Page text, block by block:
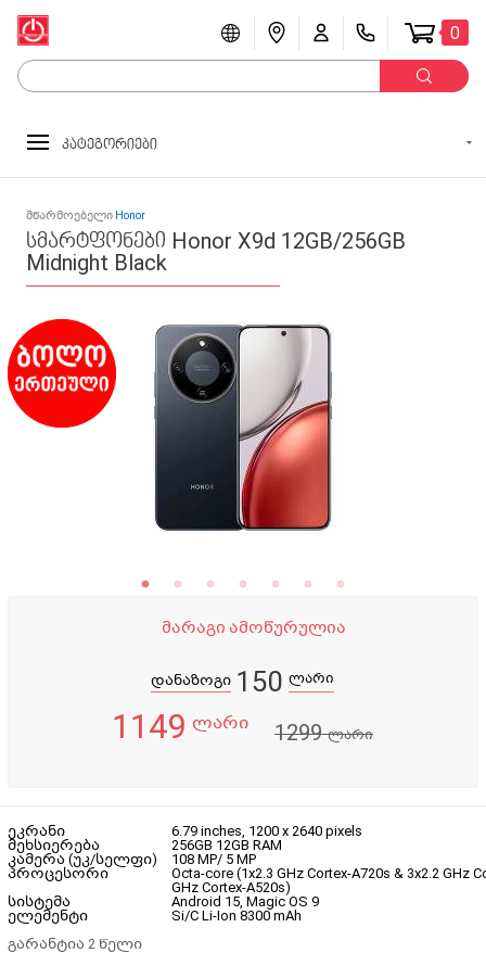
0
კატეგორიები
მწარმოებელი Honor
სმარტფონები Honor X9d 12GB/256GB
Midnight Black
მარაგი ამოწურულია
დანაზოგი 150 ლარი
1149 ლარი 1299ლარი
ეკრანი
6.79 inches, 1200 x 2640 pixels
მეხსიერება
256GB 12GB RAM
კამერა (უკ/სელფი)
108 MP/ 5 MP
პროცესორი
Octa-core (1x2.3 GHz Cortex-A720s & 3x2.2 GHz
GHz Cortex-A520s)
სისტემა
Android 15, Magic OS 9
ელემენტი
Si/C Li-Ion 8300 mAh
გარანტია 2 წელი